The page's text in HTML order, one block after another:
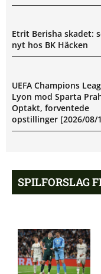
Etrit Berisha skadet:
nyt hos BK Häcken
UEFA Champions
Lyon mod Sparta
Optakt, forventede
opstillinger [2026/08/
Engdahl:
UEFA Champions
SPILFORSLAG